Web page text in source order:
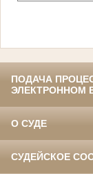
ПОДАЧА
ЭЛЕКТРОННОМ
О СУДЕ
СУДЕЙСКОЕ